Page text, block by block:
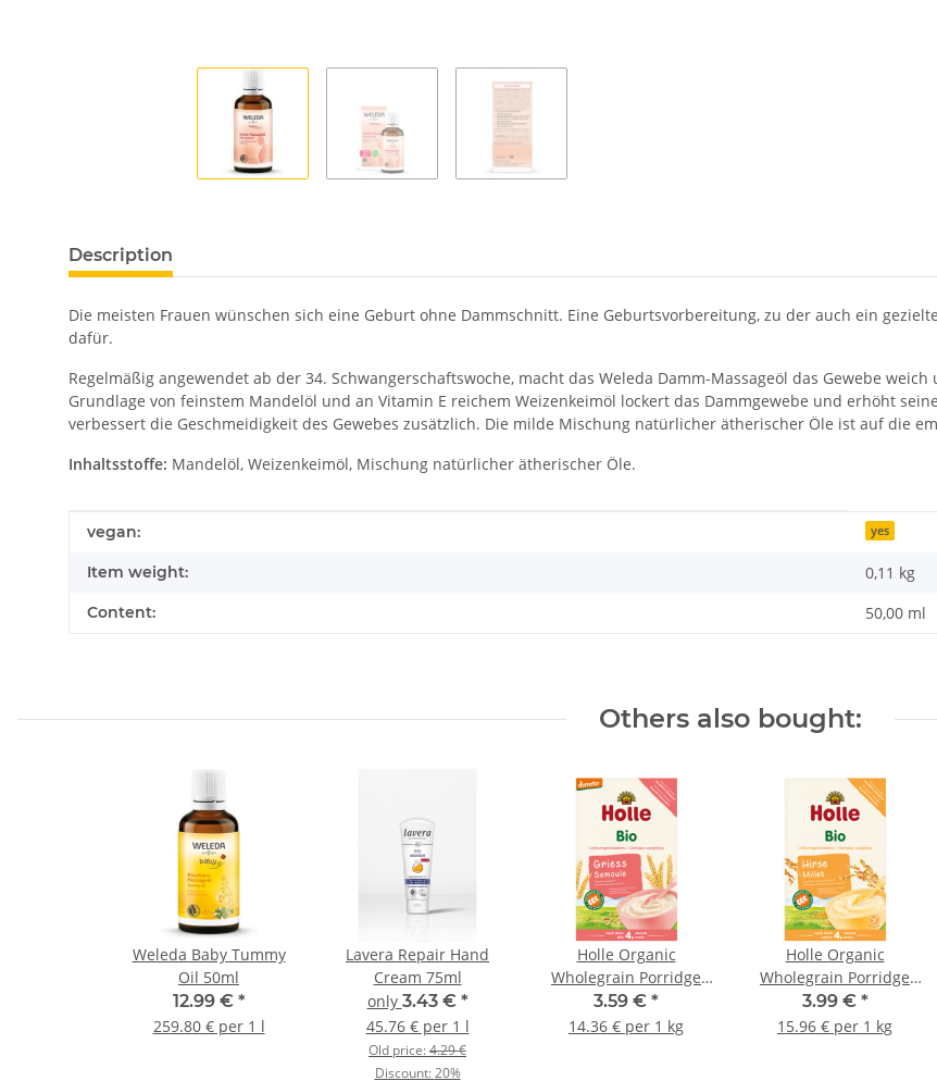
Description
Die meisten Frauen wünschen sich eine Geburt ohne Dammschnitt. Eine Geburtsvorbereitung, zu der auch ein
dafür.
Regelmäßig angewendet ab der 34. Schwangerschaftswoche, macht das Weleda Damm-Massageöl das Gewebe
Grundlage von feinstem Mandelöl und an Vitamin E reichem Weizenkeimöl lockert das Dammgewebe und erhöht
verbessert die Geschmeidigkeit des Gewebes zusätzlich. Die milde Mischung natürlicher ätherischer Öle ist auf die
Inhaltsstoffe: Mandelöl, Weizenkeimöl, Mischung natürlicher ätherischer Öle.
Item information
Value
vegan: yes
Item weight: 0,11 kg
Content: 50,00 ml
Others also bought:
Weleda Baby Tummy
Oil 50ml
12.99 € *
259.80 € per 1 l
Lavera Repair Hand
Cream 75ml
only 3.43 € *
45.76 € per 1 l
Old price:4.29 €
Discount:20%
Holle Organic
Wholegrain Porridge
Semolina 250g (8,82oz)
3.59 € *
14.36 € per 1 kg
Holle Organic
Wholegrain Porridge
Millet 250g (8,82oz)
3.99 € *
15.96 € per 1 kg